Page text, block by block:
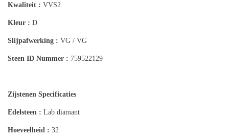
Kwaliteit : VVS2
Kleur : D
Slijpafwerking : VG / VG
Steen ID Nummer : 759522129
Zijstenen Specificaties
Edelsteen : Lab diamant
Hoeveelheid : 32